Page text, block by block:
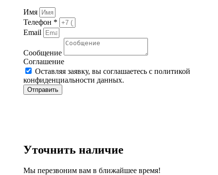
Имя
Телефон *
Email
Сообщение
Соглашение
Оставляя заявку, вы соглашаетесь с политикой
конфиденциальности данных.
Отправить
Уточнить наличие
Мы перезвоним вам в ближайшее время!